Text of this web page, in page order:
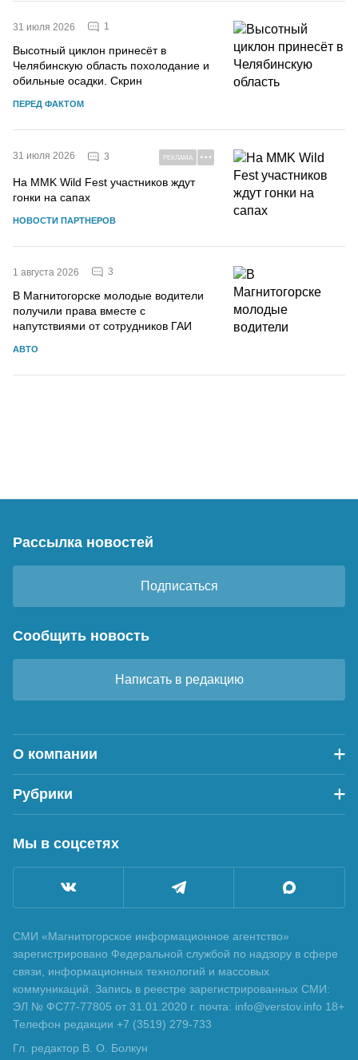
31 июля 2026 1
Высотный циклон принесёт в
Челябинскую область похолодание и
обильные осадки. Скрин
ПЕРЕД ФАКТОМ
31 июля 2026 3 РЕКЛАМА
На MMK Wild Fest участников ждут
гонки на сапах
НОВОСТИ ПАРТНЕРОВ
1 августа 2026 3
В Магнитогорске молодые водители
получили права вместе с
напутствиями от сотрудников ГАИ
АВТО
Рассылка новостей
Подписаться
Сообщить новость
Написать в редакцию
О компании
Рубрики
Мы в соцсетях
СМИ «Магнитогорское информационное агентство»
зарегистрировано Федеральной службой по надзору в сфере
связи, информационных технологий и массовых
коммуникаций. Запись в реестре зарегистрированных СМИ:
ЭЛ № ФС77-77805 от 31.01.2020 г. почта: info@verstov.info 18+
Телефон редакции +7 (3519) 279-733
Гл. редактор В. О. Болкун